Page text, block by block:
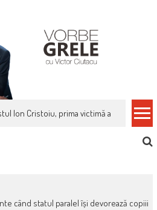
Ion Cristoiu, prima victimă a noi
când statul paralel își devorează copiii